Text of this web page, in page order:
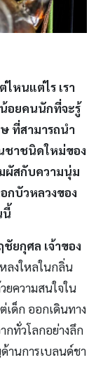
หนแต่ไร เรา
อยคนนักที่จะรู้
ที่สามารถนำ
ชาชนิดใหม่ของ
ผัสกับความนุ่ม
กบัวหลวงของ
นี้
ยกุศล เจ้าของ
ลงใหลในกลิ่น
ความสนใจใน
เด็ก ออกเดินทาง
ทั่วโลกอย่างลึก
านการเบลนด์ชา